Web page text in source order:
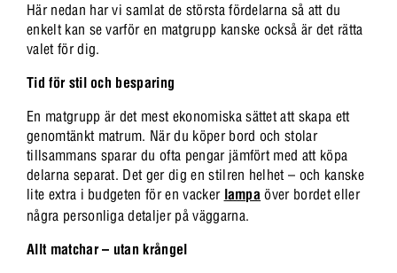
Här nedan har vi samlat de största fördelarna så att du
enkelt kan se varför en matgrupp kanske också är det rätta
valet för dig.
Tid för stil och besparing
En matgrupp är det mest ekonomiska sättet att skapa ett
genomtänkt matrum. När du köper bord och stolar
tillsammans sparar du ofta pengar jämfört med att köpa
delarna separat. Det ger dig en stilren helhet – och kanske
lite extra i budgeten för en vacker lampa över bordet eller
några personliga detaljer på väggarna.
Allt matchar – utan krångel